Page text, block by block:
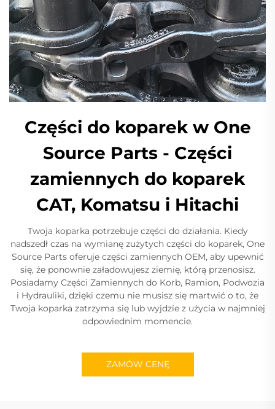
Części do koparek w One
Source Parts - Części
zamiennych do koparek
CAT, Komatsu i Hitachi
Twoja koparka potrzebuje części do działania. Kiedy
nadszedł czas na wymianę zużytych części do koparek, One
Source Parts oferuje części zamiennych OEM, aby upewnić
się, że ponownie załadowujesz ziemię, którą przenosisz.
Posiadamy Części Zamiennych do Korb, Ramion, Podwozia
i Hydrauliki, dzięki czemu nie musisz się martwić o to, że
Twoja koparka zatrzyma się lub wyjdzie z użycia w najmniej
odpowiednim momencie.
ZAMÓW CENĘ